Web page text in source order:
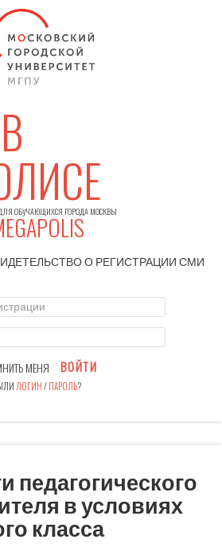
ОБУЧАЮЩИХСЯ ГОРОДА МОСКВЫ
О РЕГИСТРАЦИИСМИ
МЕНЯ ВОЙТИ
ЛОГИН/ПАРОЛЬ?
педагогического
в условиях
класса